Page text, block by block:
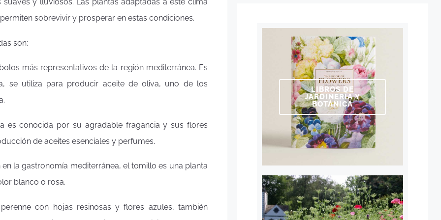
sobrevivir y prosperar en estas condiciones.
son:
más representativos de la región mediterránea. Es
se utiliza para producir aceite de oliva, uno de los
es conocida por su agradable fragancia y sus flores
de aceites esenciales y perfumes.
la gastronomía mediterránea, el tomillo es una planta
blanco o rosa.
con hojas resinosas y flores azules, también
LIBROS DE
JARDINERÍA Y
BOTÁNICA